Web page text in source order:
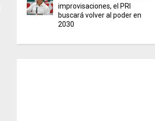
improvisaciones, el PRI
buscará volver al poder en
2030